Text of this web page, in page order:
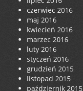
czerwiec 2016
maj 2016
kwiecień 2016
marzec 2016
luty 2016
styczeń 2016
grudzień 2015
listopad 2015
październik 2015